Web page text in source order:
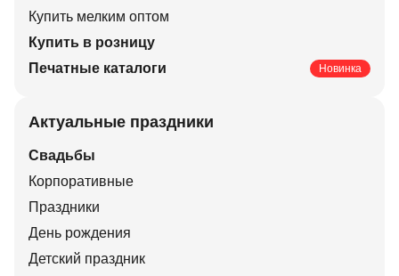
Купить мелким оптом
Купить в розницу
Печатные каталоги
Новинка
Актуальные праздники
Свадьбы
Корпоративные
Праздники
День рождения
Детский праздник